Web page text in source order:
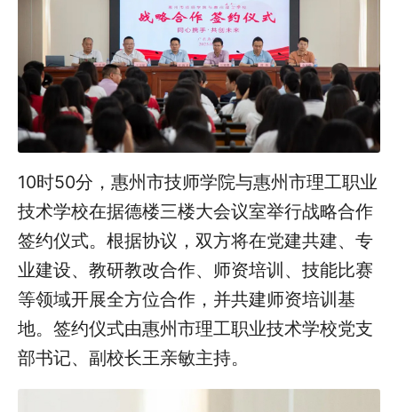
10时50分，惠州市技师学院与惠州市理工职业
技术学校在据德楼三楼大会议室举行战略合作
签约仪式。根据协议，双方将在党建共建、专
业建设、教研教改合作、师资培训、技能比赛
等领域开展全方位合作，并共建师资培训基
地。签约仪式由惠州市理工职业技术学校党支
部书记、副校长王亲敏主持。